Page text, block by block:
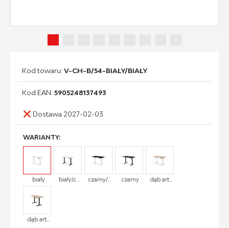
Kod towaru:V-CH-B/54-BIAŁY/BIAŁY
Kod EAN:5905248137493
Dostawa 2027-02-03
WARIANTY:
biały biały/c... czarny/... czarny dąb art...
dąb art...